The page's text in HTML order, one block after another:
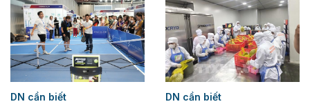
DN cần biết DN cần biết